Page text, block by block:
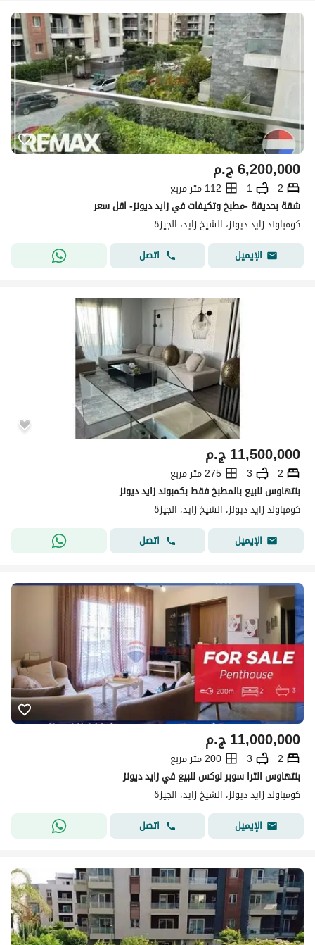
ج.م6,200,000
2
1
112 متر مربع
شقة بحديقة -مطبخ وتكيفات في زايد ديونز- اقل سعر
كومباوند زايد ديونز، الشيخ زايد، الجيزة
الإيميل
اتصل
ج.م11,500,000
2
3
275 متر مربع
بنتهاوس للبيع بالمطبخ فقط بكمبوند زايد ديونز
كومباوند زايد ديونز، الشيخ زايد، الجيزة
الإيميل
اتصل
ج.م11,000,000
2
3
200 متر مربع
بنتهاوس الترا سوبر لوكس للبيع في زايد ديونز
كومباوند زايد ديونز، الشيخ زايد، الجيزة
الإيميل
اتصل